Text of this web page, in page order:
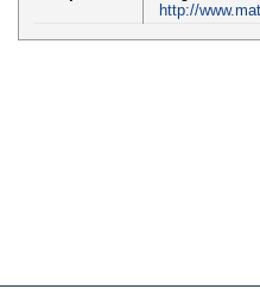
http://